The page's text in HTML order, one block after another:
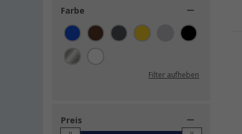
Farbe
Filter aufheben
Preis